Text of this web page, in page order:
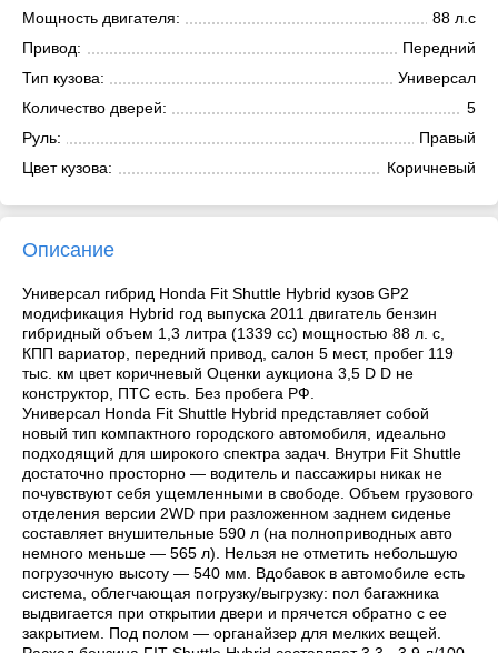
Мощность двигателя:
88 л.с
Привод:
Передний
Тип кузова:
Универсал
Количество дверей:
5
Руль:
Правый
Цвет кузова:
Коричневый
Описание
Универсал гибрид Honda Fit Shuttle Hybrid кузов GP2
модификация Hybrid год выпуска 2011 двигатель бензин
гибридный объем 1,3 литра (1339 cc) мощностью 88 л. с,
КПП вариатор, передний привод, салон 5 мест, пробег 119
тыс. км цвет коричневый Оценки аукциона 3,5 D D не
конструктор, ПТС есть. Без пробега РФ.
Универсал Honda Fit Shuttle Hybrid представляет собой
новый тип компактного городского автомобиля, идеально
подходящий для широкого спектра задач. Внутри Fit Shuttle
достаточно просторно — водитель и пассажиры никак не
почувствуют себя ущемленными в свободе. Объем грузового
отделения версии 2WD при разложенном заднем сиденье
составляет внушительные 590 л (на полноприводных авто
немного меньше — 565 л). Нельзя не отметить небольшую
погрузочную высоту — 540 мм. Вдобавок в автомобиле есть
система, облегчающая погрузку/выгрузку: пол багажника
выдвигается при открытии двери и прячется обратно с ее
закрытием. Под полом — органайзер для мелких вещей.